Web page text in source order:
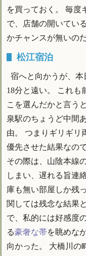
を買っておく。 毎度
で、店舗の開いてい
かチャンスが無いのだ
松江宿泊
宿へと向かうが、
18分と遠い。 これも
こを選んだかと言う
泉駅のちょうど中間
由。 つまりギリギリ
優先させた結果なの
その際は、山陰本線
しまい、遅れる旨連
庫も無い部屋しか残
関しては残念な結果
で、私的には好感度
る豪奢な帯を眺めな
向かった。 大橋川の